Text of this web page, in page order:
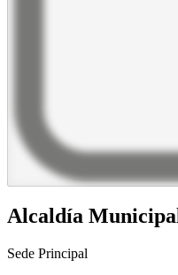
Alcaldía
Sede Principal